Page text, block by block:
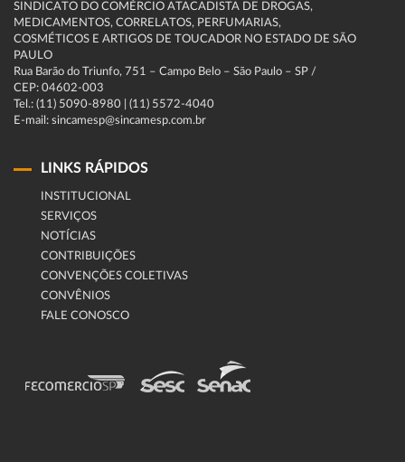
SINDICATO DO COMÉRCIO ATACADISTA DE DROGAS,
MEDICAMENTOS, CORRELATOS, PERFUMARIAS,
COSMÉTICOS E ARTIGOS DE TOUCADOR NO ESTADO DE SÃO
PAULO
Rua Barão do Triunfo, 751 – Campo Belo – São Paulo – SP /
CEP: 04602-003
Tel.: (11) 5090-8980 | (11) 5572-4040
E-mail: sincamesp@sincamesp.com.br
LINKS RÁPIDOS
INSTITUCIONAL
SERVIÇOS
NOTÍCIAS
CONTRIBUIÇÕES
CONVENÇÕES COLETIVAS
CONVÊNIOS
FALE CONOSCO